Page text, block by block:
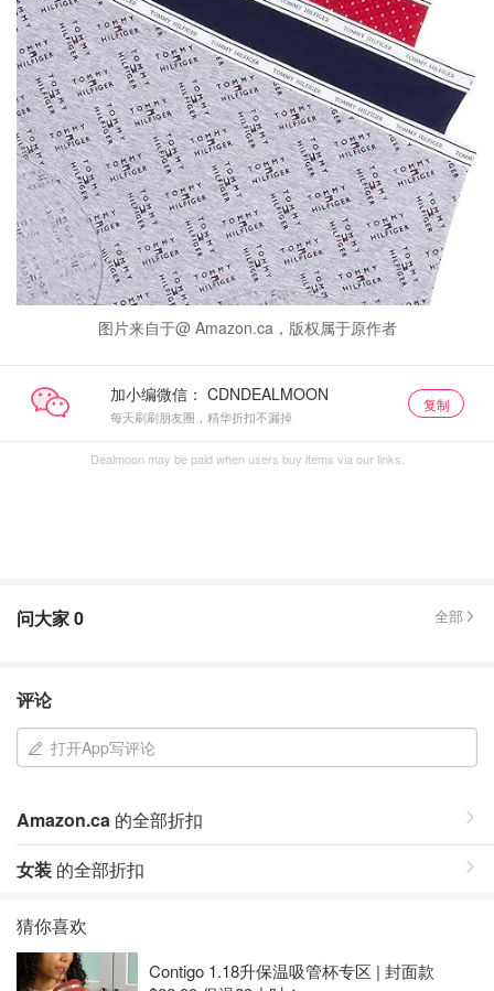
图片来自于@ Amazon.ca，版权属于原作者
加小编微信：
每天刷刷朋友圈，精华折扣不漏掉
复制
Dealmoon may be paid when users buy items via our links.
问大家0 全部
评论
打开App写评论
Amazon.ca 的全部折扣
女装 的全部折扣
猜你喜欢
Contigo 1.18升保温吸管杯专区 | 封面款